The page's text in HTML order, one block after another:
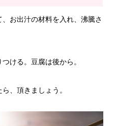
お出汁の材料を入れ、沸騰さ
ける。豆腐は後から。
、頂きましょう。